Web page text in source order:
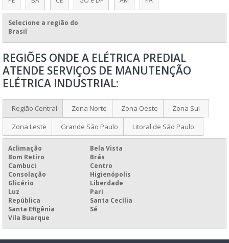
SERVIÇOS DE INSTALAÇÃO DE QUADRO ELÉTRICO
VALOR DA MONTAGEM DE PAINEL ELÉTRICO
DISTRIBUIÇÃO DE ENERGIA LAURO DE FREITAS
SOLUÇÕES ELÉTRICAS EM ITAPARICA
PROJETOS DE QUADROS DE ENERGIA EM POJUCA
MANUTENÇÃO DE QUADROS ELÉTRICOS NA REGIÃO METROPOLITANA DE
SALVADOR
Selecione a região do
Brasil
REGIÕES ONDE A ELÉTRICA PREDIAL
ATENDE SERVIÇOS DE MANUTENÇÃO
ELÉTRICA INDUSTRIAL:
Região Central Zona Norte Zona Oeste
Zona Sul
Zona Leste
Grande São Paulo Litoral de São Paulo
Aclimação
Bela Vista
Bom Retiro
Brás
Cambuci
Centro
Consolação
Higienópolis
Glicério
Liberdade
Luz
Pari
República
Santa Cecília
Santa Efigênia
Sé
Vila Buarque